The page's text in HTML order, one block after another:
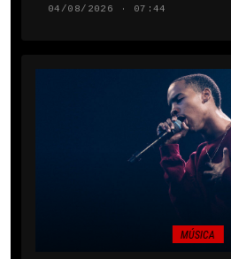
04/08/2026 · 07:44
MÚSICA